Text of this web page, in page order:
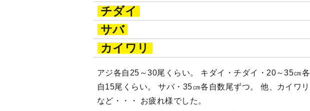
チダイ
サバ
カイワリ
アジ各自25～30尾くらい。 キダイ・チダイ・20～35㎝各
自15尾くらい。 サバ・35㎝各自数尾ずつ。 他、カイワリ
など・・・ お疲れ様でした。